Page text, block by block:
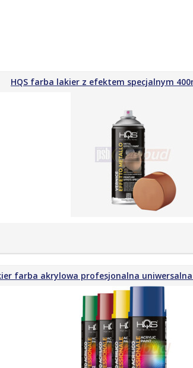
HQS farba lakier z efektem specjalnym
farba akrylowa profesjonalna